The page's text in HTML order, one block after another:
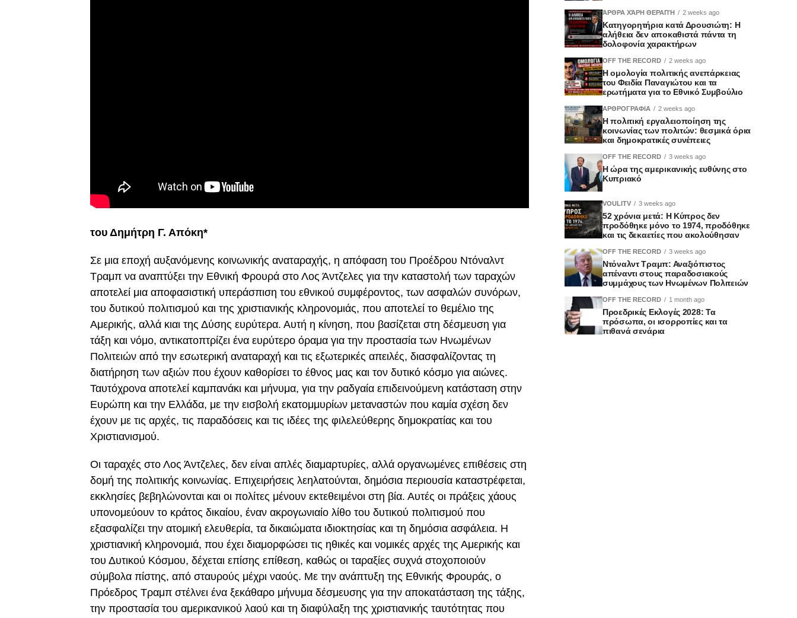
του Δημήτρη Γ. Απόκη*
Σε μια εποχή αυξανόμενης κοινωνικής αναταραχής, η απόφαση του Προέδρου Ντόναλντ
Τραμπ να αναπτύξει την Εθνική Φρουρά στο Λος Άντζελες για την καταστολή των ταραχών
αποτελεί μια αποφασιστική υπεράσπιση του εθνικού συμφέροντος, των ασφαλών συνόρων,
του δυτικού πολιτισμού και της χριστιανικής κληρονομιάς, που αποτελεί το θεμέλιο της
Αμερικής, αλλά κιαι της Δύσης ευρύτερα. Αυτή η κίνηση, που βασίζεται στη δέσμευση για
τάξη και νόμο, αντικατοπτρίζει ένα ευρύτερο όραμα για την προστασία των Ηνωμένων
Πολιτειών από την εσωτερική αναταραχή και τις εξωτερικές απειλές, διασφαλίζοντας τη
διατήρηση των αξιών που έχουν καθορίσει το έθνος μας και τον δυτικό κόσμο για αιώνες.
Ταυτόχρονα αποτελεί καμπανάκι και μήνυμα, για την ραδγαία επιδεινούμενη κατάσταση στην
Ευρώπη και την Ελλάδα, με την εισβολή εκατομμυρίων μεταναστών που καμία σχέση δεν
έχουν με τις αρχές, τις παραδόσεις και τις ιδέες της φιλελεύθερης δημοκρατίας και του
Χριστιανισμού.
Οι ταραχές στο Λος Άντζελες, δεν είναι απλές διαμαρτυρίες, αλλά οργανωμένες επιθέσεις στη
δομή της πολιτικής κοινωνίας. Επιχειρήσεις λεηλατούνται, δημόσια περιουσία καταστρέφεται,
εκκλησίες βεβηλώνονται και οι πολίτες μένουν εκτεθειμένοι στη βία. Αυτές οι πράξεις χάους
υπονομεύουν το κράτος δικαίου, έναν ακρογωνιαίο λίθο του δυτικού πολιτισμού που
εξασφαλίζει την ατομική ελευθερία, τα δικαιώματα ιδιοκτησίας και τη δημόσια ασφάλεια. Η
χριστιανική κληρονομιά, που έχει διαμορφώσει τις ηθικές και νομικές αρχές της Αμερικής και
του Δυτικού Κόσμου, δέχεται επίσης επίθεση, καθώς οι ταραξίες συχνά στοχοποιούν
σύμβολα πίστης, από σταυρούς μέχρι ναούς. Με την ανάπτυξη της Εθνικής Φρουράς, ο
Πρόεδρος Τραμπ στέλνει ένα ξεκάθαρο μήνυμα δέσμευσης για την αποκατάσταση της τάξης,
την προστασία του αμερικανικού λαού και τη διαφύλαξη της χριστιανικής ταυτότητας που
ΆΡΘΡΑ ΧΆΡΗ ΘΕΡΑΠΉ 2 weeks ago
Κατηγορητήρια κατά Δρουσιώτη: Η
αλήθεια δεν αποκαθιστά πάντα τη
δολοφονία χαρακτήρων
OFF THE RECORD 2 weeks ago
Η ομολογία πολιτικής ανεπάρκειας
του Φειδία Παναγιώτου και τα
ερωτήματα για το Εθνικό Συμβούλιο
ΑΡΘΡΟΓΡΑΦΙΑ 2 weeks ago
Η πολιτική εργαλειοποίηση της
κοινωνίας των πολιτών: θεσμικά όρια
και δημοκρατικές συνέπειες
OFF THE RECORD 3 weeks ago
Η ώρα της αμερικανικής ευθύνης στο
Κυπριακό
VOULITV 3 weeks ago
52 χρόνια μετά: Η Κύπρος δεν
προδόθηκε μόνο το 1974, προδόθηκε
και τις δεκαετίες που ακολούθησαν
OFF THE RECORD 3 weeks ago
Ντόναλντ Τραμπ: Αναξιόπιστος
απέναντι στους παραδοσιακούς
συμμάχους των Ηνωμένων Πολιτειών
OFF THE RECORD 1 month ago
Προεδρικές Εκλογές 2028: Τα
πρόσωπα, οι ισορροπίες και τα
πιθανά σενάρια